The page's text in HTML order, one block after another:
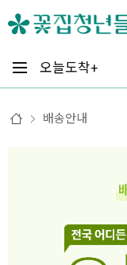
오늘도착+
배송안내